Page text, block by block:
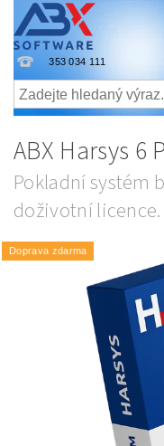
353 034 111
ABX Harsys 6
Pokladní systém
doživotní licence.
Doprava zdarma